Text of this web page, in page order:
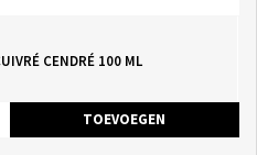
CENDRÉ 100 ML
TOEVOEGEN